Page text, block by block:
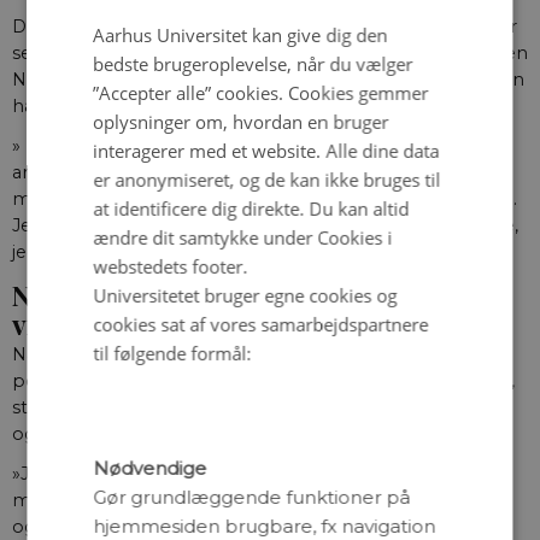
De kompetencer fra uni, som hun bruger i sit job i dag, er
selvfølgelig den helt grundlæggende viden om kemi, men
Nanna fremhæver også en anden stor uniklassiker: At hun
har lært at lære.
» Man kan mange ting, når man kommer ud, men på en
arbejdsplads vil der altid være nogle specifikke ting, som
man skal lære. Og så er det godt, at man har lært at lære.
Jeg vil også fremhæve samarbejde som en kompetence,
jeg har lært på uni.«
Når man ikke kan nå alt det man gerne
vil
Nanna havde en række forskellige studiejobs og frivillige
poster, mens hun læste. Hun var blandt andet instruktor,
studenterambassadør og tutor, og hun sad i institutrådet
og studienævnet.
»Jeg skulle samarbejde med mange forskellige
mennesker, og det kunne jeg godt lide. Det bruger jeg
også i mit job i dag.«
Aarhus Universitet kan give dig den
bedste brugeroplevelse, når du vælger
”Accepter alle” cookies. Cookies gemmer
oplysninger om, hvordan en bruger
interagerer med et website. Alle dine data
er anonymiseret, og de kan ikke bruges til
at identificere dig direkte. Du kan altid
ændre dit samtykke under Cookies i
webstedets footer.
Universitetet bruger egne cookies og
cookies sat af vores samarbejdspartnere
til følgende formål:
Nødvendige
Gør grundlæggende funktioner på
hjemmesiden brugbare, fx navigation